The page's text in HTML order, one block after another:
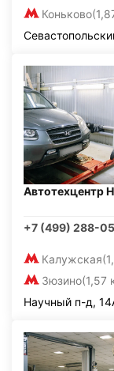
Коньково
Автотехцентр
+7 (499) 288-
Калужская
Зюзино(1,57
Научный п-д,